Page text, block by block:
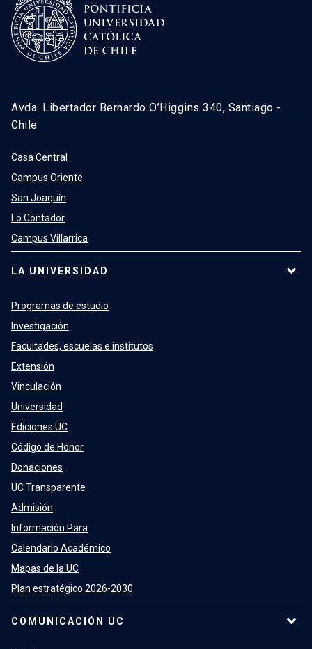
Avda. Libertador Bernardo O’Higgins 340, Santiago -
Chile
Casa Central
Campus Oriente
San Joaquín
Lo Contador
Campus Villarrica
LA UNIVERSIDAD
Programas de estudio
Investigación
Facultades, escuelas e institutos
Extensión
Vinculación
Universidad
Ediciones UC
Código de Honor
Donaciones
UC Transparente
Admisión
Información Para
Calendario Académico
Mapas de la UC
Plan estratégico 2026-2030
COMUNICACIÓN UC